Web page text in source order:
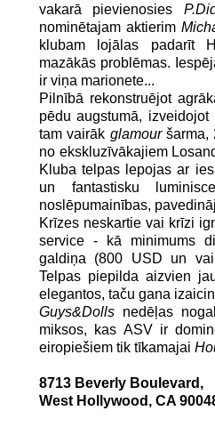
vakarā pievienosies
nominētajam aktierim
klubam lojālas padarīt
mazākās problēmas.
ir viņa marionete...
Pilnībā rekonstruējot
pēdu augstumā,
tam vairāk glamour
no ekskluzīvākajiem
Kluba telpas lepojas ar
un fantastisku
noslēpumainības,
Krīzes neskartie vai krīzi
service - kā minimums
galdiņa (800 USD un
Telpas piepilda aizvien
elegantos, taču gana
Guys&Dolls nedēļas
miksos, kas ASV ir
eiropiešiem tik tīkamajai
8713 Beverly Boulevard,
West Hollywood, CA